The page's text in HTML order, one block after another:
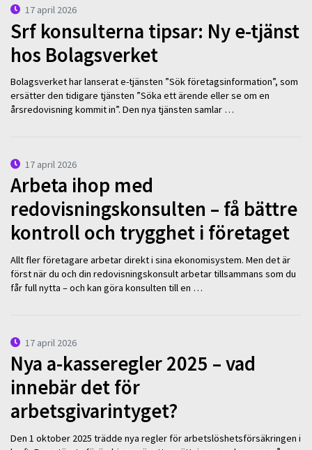
17 april 2026
Srf konsulterna tipsar: Ny e-tjänst
hos Bolagsverket
Bolagsverket har lanserat e-tjänsten ”Sök företagsinformation”, som
ersätter den tidigare tjänsten ”Söka ett ärende eller se om en
årsredovisning kommit in”. Den nya tjänsten samlar …
17 april 2026
Arbeta ihop med
redovisningskonsulten – få bättre
kontroll och trygghet i företaget
Allt fler företagare arbetar direkt i sina ekonomisystem. Men det är
först när du och din redovisningskonsult arbetar tillsammans som du
får full nytta – och kan göra konsulten till en …
17 april 2026
Nya a-kasseregler 2025 – vad
innebär det för
arbetsgivarintyget?
Den 1 oktober 2025 trädde nya regler för arbetslöshetsförsäkringen i